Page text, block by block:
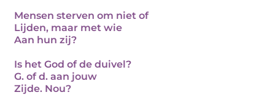
Mensen sterven om niet of
Lijden, maar met wie
Aan hun zij?
Is het God of de duivel?
G. of d. aan jouw
Zijde. Nou?